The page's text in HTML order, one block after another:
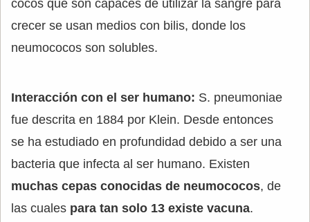
cocos que son capaces de utilizar la sangre para
crecer se usan medios con bilis, donde los
neumococos son solubles.
Interacción con el ser humano: S. pneumoniae
fue descrita en 1884 por Klein. Desde entonces
se ha estudiado en profundidad debido a ser una
bacteria que infecta al ser humano. Existen
muchas cepas conocidas de neumococos, de
las cuales para tan solo 13 existe vacuna.